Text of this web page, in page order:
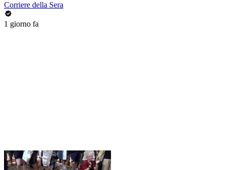
Corriere della Sera
1 giorno fa